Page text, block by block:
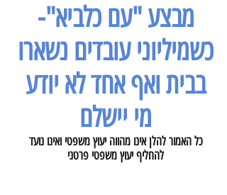
מבצע "עם כלביא"-
כשמיליוני עובדים נשארו
בבית ואף אחד לא יודע
מי יישלם
כל האמור להלן אינו מהווה יעוץ משפטי ואינו נועד
להחליף יעוץ משפטי פרטני